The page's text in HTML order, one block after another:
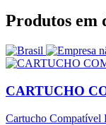
Produtos em
CARTUCHO
Cartucho Compatível